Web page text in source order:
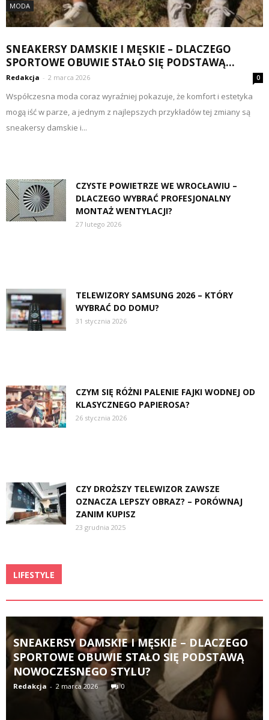
MODA
SNEAKERSY DAMSKIE I MĘSKIE – DLACZEGO
SPORTOWE OBUWIE STAŁO SIĘ PODSTAWĄ...
Redakcja - 2 marca 2026 0
Współczesna moda coraz wyraźniej pokazuje, że komfort i estetyka
mogą iść w parze, a jednym z najlepszych przykładów tej zmiany są
sneakersy damskie i...
CZYSTE POWIETRZE WE WROCŁAWIU –
DLACZEGO WYBRAĆ PROFESJONALNY
MONTAŻ WENTYLACJI?
27 lutego 2026
TELEWIZORY SAMSUNG 2026 – KTÓRY
WYBRAĆ DO DOMU?
31 stycznia 2026
CZYM SIĘ RÓŻNI PALENIE FAJKI WODNEJ OD
KLASYCZNEGO PAPIEROSA?
26 stycznia 2026
CZY DROŻSZY TELEWIZOR ZAWSZE
OZNACZA LEPSZY OBRAZ? – PORÓWNAJ
ZANIM KUPISZ
23 grudnia 2025
LIFESTYLE
SNEAKERSY DAMSKIE I MĘSKIE – DLACZEGO
SPORTOWE OBUWIE STAŁO SIĘ PODSTAWĄ
NOWOCZESNEGO STYLU?
Redakcja - 2 marca 2026 0